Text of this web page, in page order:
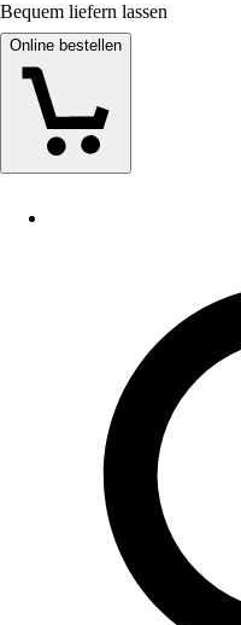
Bequem liefern lassen
Online bestellen